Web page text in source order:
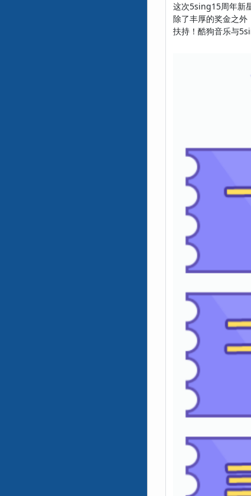
这次5sing15周年新
除了丰厚的奖金之外
扶持！酷狗音乐与